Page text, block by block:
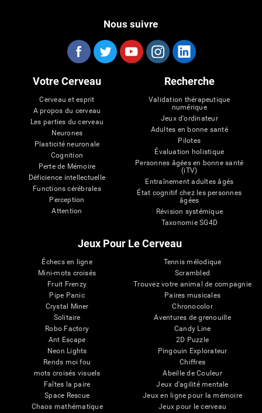
Nous suivre
Votre Cerveau
Cerveau et esprit
A propos du cerveau
Les parties du cerveau
Neurones
Plasticité neuronale
Cognition
Perte de Mémoire
Déficience intellectuelle
Functions cérébrales
Perception
Attention
Recherche
Validation thérapeutique
numérique
Jeux d'ordinateur
Adultes en bonne santé
Pilotes
Évaluation holistique
Personnes âgées en bonne santé
(iTV)
Entraînement adultes âgés
État cognitif chez les personnes
âgées
Révision systémique
Taxonomie SG4D
Jeux Pour Le Cerveau
Échecs en ligne
Mini-mots croisés
Fruit Frenzy
Pipe Panic
Crystal Miner
Solitaire
Robo Factory
Ant Escape
Neon Lights
Rends moi fou
mots croisés visuels
Faîtes la paire
Space Rescue
Chaos mathématique
Tennis mélodique
Scrambled
Trouvez votre animal de compagnie
Paires musicales
Chronocolor
Aventures de grenouille
Candy Line
2D Puzzle
Pingouin Explorateur
Chiffres
Abeille de Couleur
Jeux d'agilité mentale
Jeux en ligne pour la mémoire
Jeux pour le cerveau